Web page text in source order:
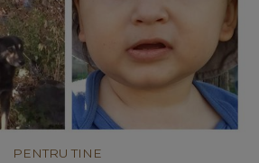
PENTRU TINE